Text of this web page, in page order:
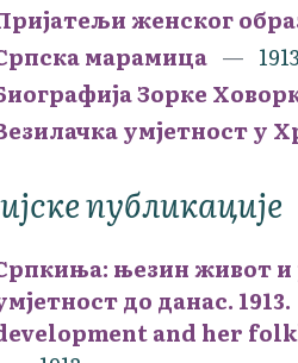
женског
марамица
Зорке
умјетност у
публикације
њезин живот и
до данас.
and her